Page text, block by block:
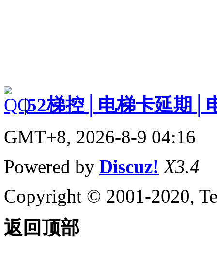
|52梯控│电梯卡延期│
GMT+8, 2026-8-9 04:16
Powered by Discuz! X3.4
Copyright © 2001-2020,
返回顶部